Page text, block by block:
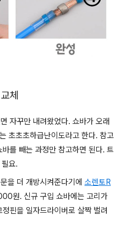
체
자꾸만 내려왔었다. 쇼바가 오래
초초초하급난이도라고 한다. 참고
를 빼는 과정만 참고하면 된다. 트
요.
을 더 개방시켜준다기에 소렌토R
원. 신규 구입 쇼바에는 고리가
핀을 일자드라이버로 살짝 벌려